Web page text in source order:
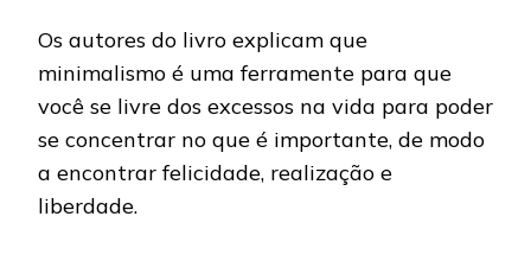
Os autores do livro explicam que
minimalismo é uma ferramente para que
você se livre dos excessos na vida para poder
se concentrar no que é importante, de modo
a encontrar felicidade, realização e
liberdade.